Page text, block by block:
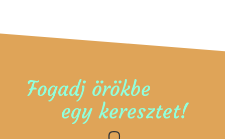
Fogadj örökbe
egy keresztet!